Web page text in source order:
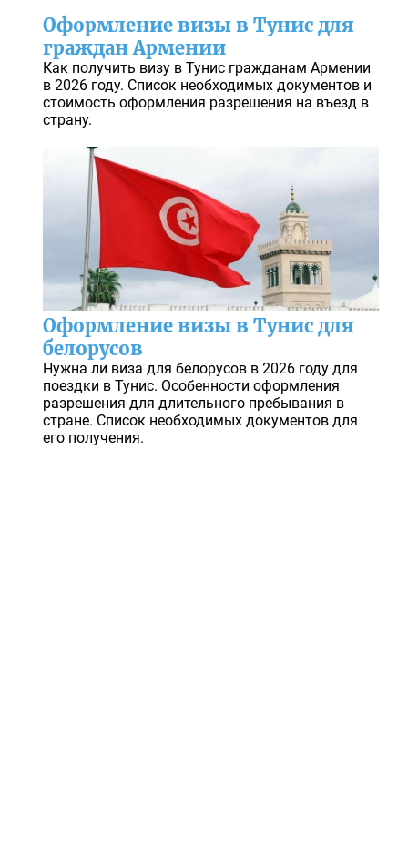
Оформление визы в Тунис для
граждан Армении
Как получить визу в Тунис гражданам Армении
в 2026 году. Список необходимых документов и
стоимость оформления разрешения на въезд в
страну.
Оформление визы в Тунис для
белорусов
Нужна ли виза для белорусов в 2026 году для
поездки в Тунис. Особенности оформления
разрешения для длительного пребывания в
стране. Список необходимых документов для
его получения.